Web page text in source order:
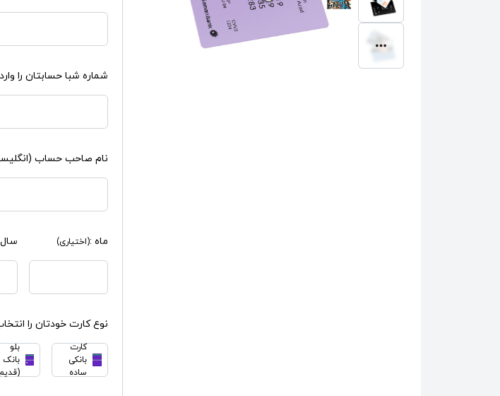
شماره شبا حسابتان را
نام صاحب حساب
ماه :(اختیاری)
نوع کارت خودتان را
کارت
بانکی
ساده
بلو
بانک